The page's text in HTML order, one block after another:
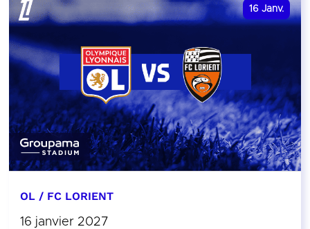
16 Janv.
OL / FC LORIENT
16 janvier 2027